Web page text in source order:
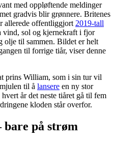
med oppløftende meldinger
gradvis blir grønnere. Britenes
allerede offentliggjort2019-tall
vind, sol og kjernekraft i fjor
olje til sammen. Bildet er helt
til forrige tiår, viser denne
prins William, som i sin tur vil
til å lansere en ny stor
år det neste tiåret gå til fem
kloden står overfor.
på strøm